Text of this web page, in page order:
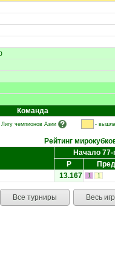
Команда
чемпионов Азии - вышла
Рейтинг
Начало 77-
Р
13.167 1 1
Все турниры Весь